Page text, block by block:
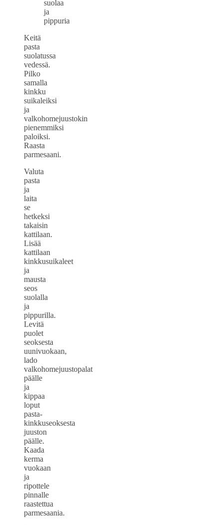
suolaa
ja
pippuria
Keitä
pasta
suolatussa
vedessä.
Pilko
samalla
kinkku
suikaleiksi
ja
valkohomejuustokin
pienemmiksi
paloiksi.
Raasta
parmesaani.
Valuta
pasta
ja
laita
se
hetkeksi
takaisin
kattilaan.
Lisää
kattilaan
kinkkusuikaleet
ja
mausta
seos
suolalla
ja
pippurilla.
Levitä
puolet
seoksesta
uunivuokaan,
lado
valkohomejuustopalat
päälle
ja
kippaa
loput
pasta-
kinkkuseoksesta
juuston
päälle.
Kaada
kerma
vuokaan
ja
ripottele
pinnalle
raastettua
parmesaania.